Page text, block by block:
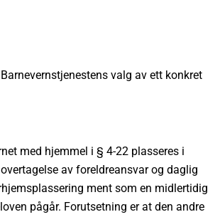
valg av ett konkret
med hjemmel i § 4-22 plasseres i
av foreldreansvar og daglig
ment som en midlertidig
pågår. Forutsetning er at den andre